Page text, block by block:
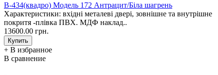
В-434(квадро) Модель 172 Антрацит/Біла шагрень
Характеристики: вхідні металеві двері, зовнішне та внутрішне
покритя -плівка ПВХ. МДФ наклад..
13600.00 грн.
+ В избранное
В сравнение